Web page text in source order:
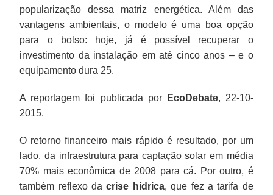
popularização dessa matriz energética. Além das
vantagens ambientais, o modelo é uma boa opção
para o bolso: hoje, já é possível recuperar o
investimento da instalação em até cinco anos – e o
equipamento dura 25.
A reportagem foi publicada por EcoDebate, 22-10-
2015.
O retorno financeiro mais rápido é resultado, por um
lado, da infraestrutura para captação solar em média
70% mais econômica de 2008 para cá. Por outro, é
também reflexo dacrise hídrica, que fez a tarifa de